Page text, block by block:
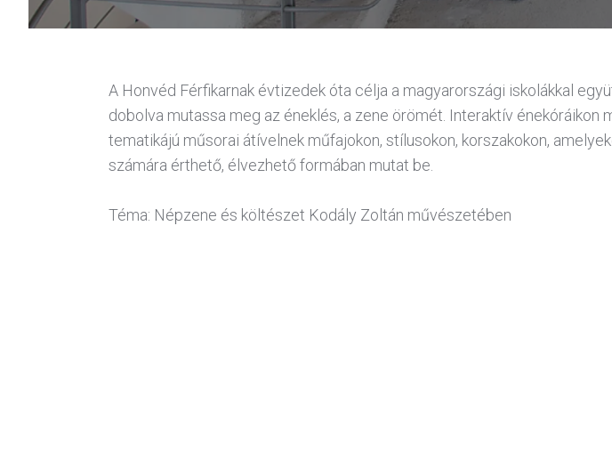
A Honvéd Férfikarnak évtizedek óta célja a magyarországi iskolákkal
dobolva mutassa meg az éneklés, a zene örömét. Interaktív
tematikájú műsorai átívelnek műfajokon, stílusokon, korszakokon,
számára érthető, élvezhető formában mutat be.
Téma: Népzene és költészet Kodály Zoltán művészetében